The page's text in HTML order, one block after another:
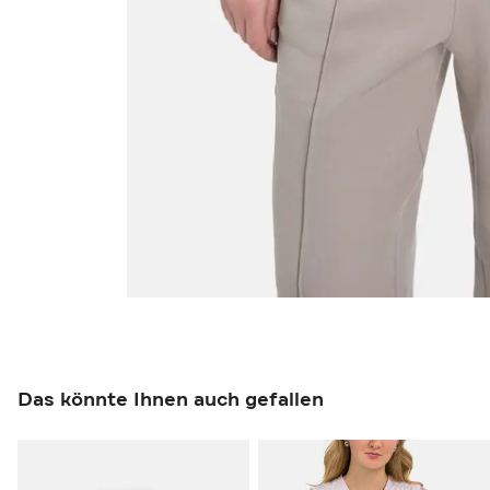
Das könnte Ihnen auch gefallen